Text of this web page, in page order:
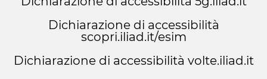
Dichiarazione di accessibilità
scopri.iliad.it/esim
Dichiarazione di accessibilità volte.iliad.it